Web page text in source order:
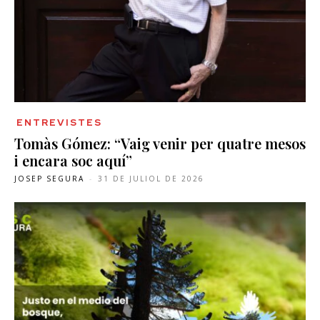
ENTREVISTES
Tomàs Gómez: “Vaig venir per quatre mesos
i encara soc aquí”
JOSEP SEGURA - 31 DE JULIOL DE 2026